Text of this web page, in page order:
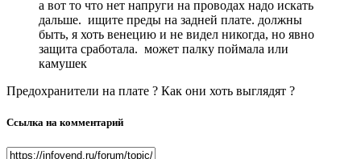
а вот то что нет напруги на проводах надо искать
дальше. ищите преды на задней плате. должны
быть, я хоть венецию и не видел никогда, но явно
защита сработала. может палку поймала или
камушек
Предохранители на плате ? Как они хоть выглядят ?
Ссылка на комментарий